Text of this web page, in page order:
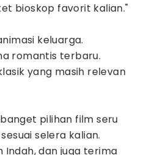
bioskop favorit kalian."
keluarga.
romantis terbaru.
yang masih relevan
pilihan film seru
selera kalian.
Indah, dan juga terima